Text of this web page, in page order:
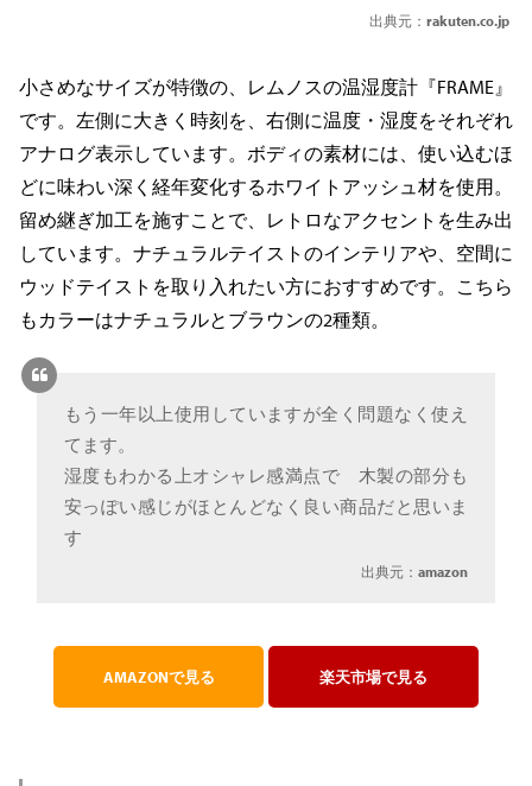
出典元： rakuten.co.jp
小さめなサイズが特徴の、レムノスの温湿度計『FRAME』
です。左側に大きく時刻を、右側に温度・湿度をそれぞれ
アナログ表示しています。ボディの素材には、使い込むほ
どに味わい深く経年変化するホワイトアッシュ材を使用。
留め継ぎ加工を施すことで、レトロなアクセントを生み出
しています。ナチュラルテイストのインテリアや、空間に
ウッドテイストを取り入れたい方におすすめです。こちら
もカラーはナチュラルとブラウンの2種類。
もう一年以上使用していますが全く問題なく使え
てます。
湿度もわかる上オシャレ感満点で 木製の部分も
安っぽい感じがほとんどなく良い商品だと思いま
す
出典元：amazon
AMAZONで見る 楽天市場で見る